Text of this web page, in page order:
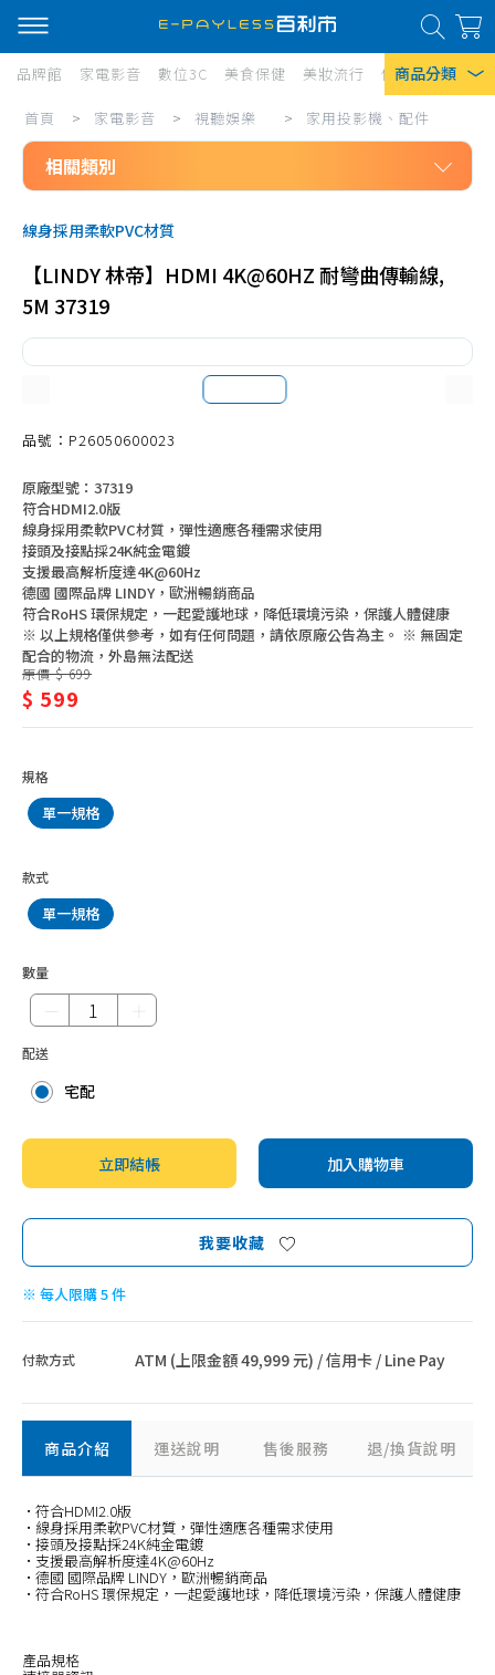
商品分類
熱門搜尋
風扇
Iphone 17
品牌館 家電影音 數位3C 美食保健 美妝流行 傢俱寢具 居
家
電
影
音/
聽
娛
樂/
用
投
影
機、
配
件
首頁 > 家電影音 > 視聽娛樂 > 家用投影機、配件
相關類別
品牌電視
40-49吋電視
60-69吋電視
電視週邊配件
電視機上盒
影音播放器
家庭劇院/音響
手提音響
卡拉OK/擴音設備
家用投影機、配件
線身採用柔軟PVC材質
【LINDY 林帝】HDMI 4K@60HZ 耐彎曲傳輸線,
5M 37319
品號：P26050600023
原廠型號：37319
符合HDMI2.0版
線身採用柔軟PVC材質，彈性適應各種需求使用
接頭及接點採24K純金電鍍
支援最高解析度達4K@60Hz
德國 國際品牌 LINDY，歐洲暢銷商品
符合RoHS 環保規定，一起愛護地球，降低環境污染，保護人體健康
※ 以上規格僅供參考，如有任何問題，請依原廠公告為主。 ※ 無固定
配合的物流，外島無法配送
原價 $ 699
$ 599
規格
單一規格
款式
單一規格
數量
配送
宅配
立即結帳 加入購物車
我要收藏
※ 每人限購 5 件
付款方式 ATM (上限金額 49,999 元) / 信用卡 / Line Pay
商品介紹 運送說明 售後服務 退/換貨說明
•符合HDMI2.0版
•線身採用柔軟PVC材質，彈性適應各種需求使用
•接頭及接點採24K純金電鍍
•支援最高解析度達4K@60Hz
•德國 國際品牌 LINDY，歐洲暢銷商品
•符合RoHS 環保規定，一起愛護地球，降低環境污染，保護人體健康
產品規格